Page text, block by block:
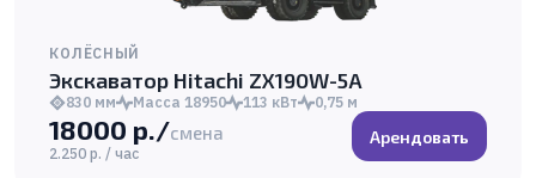
КОЛЁСНЫЙ
Экскаватор Hitachi ZX190W-5A
830 мм Масса 18950 113 кВт 0,75 м
18000 р./смена
2.250 р. / час
Арендовать